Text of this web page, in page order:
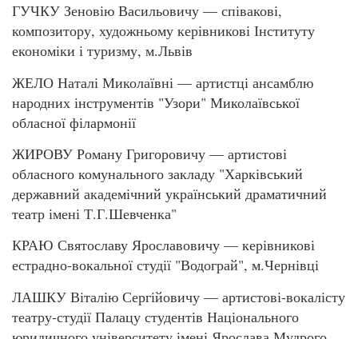
ГУЧКУ Зеновію Васильовичу — співакові,
композитору, художньому керівникові Інституту
економіки і туризму, м.Львів
ЖЕЛО Наталі Миколаївні — артистці ансамблю
народних інструментів "Узори" Миколаївської
обласної філармонії
ЖИРОВУ Роману Григоровичу — артистові
обласного комунального закладу "Харківський
державний академічний український драматичний
театр імені Т.Г.Шевченка"
КРАЮ Святославу Ярославовичу — керівникові
естрадно-вокальної студії "Водограй", м.Чернівці
ЛАШКУ Віталію Сергійовичу — артистові-вокалісту
театру-студії Палацу студентів Національного